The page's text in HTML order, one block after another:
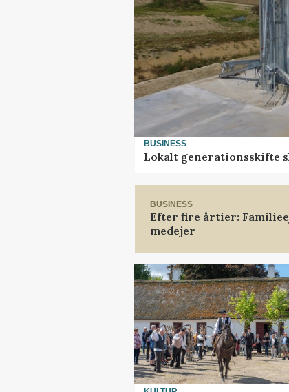
BUSINESS
Lokalt generationsskifte
BUSINESS
Efter fire årtier:
medejer